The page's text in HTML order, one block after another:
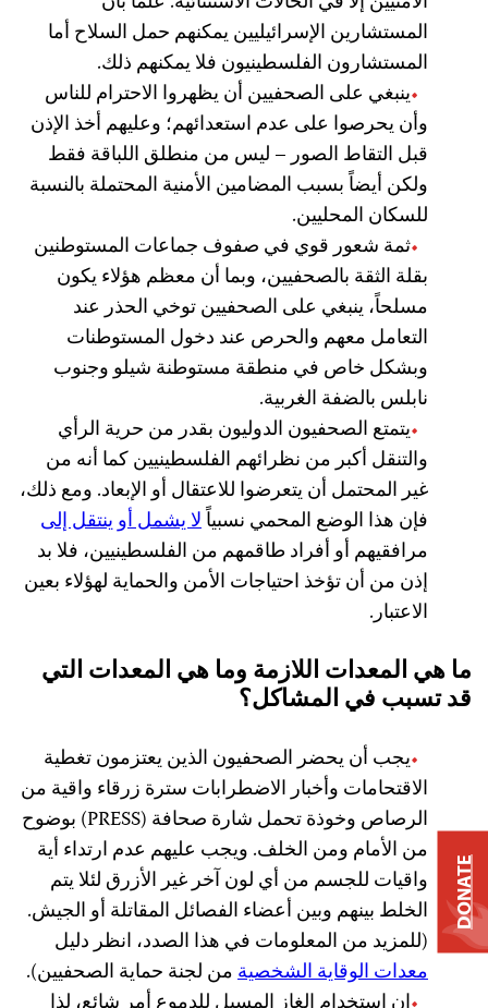
المستشارين الإسرائيليين يمكنهم حمل السلاح أما
المستشارون الفلسطينيون فلا يمكنهم ذلك.
ينبغي على الصحفيين أن يظهروا الاحترام للناس
وأن يحرصوا على عدم استعدائهم؛ وعليهم أخذ الإذن
قبل التقاط الصور – ليس من منطلق اللباقة فقط
ولكن أيضاً بسبب المضامين الأمنية المحتملة بالنسبة
للسكان المحليين.
ثمة شعور قوي في صفوف جماعات المستوطنين
بقلة الثقة بالصحفيين، وبما أن معظم هؤلاء يكون
مسلحاً، ينبغي على الصحفيين توخي الحذر عند
التعامل معهم والحرص عند دخول المستوطنات
وبشكل خاص في منطقة مستوطنة شيلو وجنوب
نابلس بالضفة الغربية.
يتمتع الصحفيون الدوليون بقدر من حرية الرأي
والتنقل أكبر من نظرائهم الفلسطينيين كما أنه من
غير المحتمل أن يتعرضوا للاعتقال أو الإبعاد. ومع ذلك،
فإن هذا الوضع المحمي نسبياًلا يشمل أو ينتقل إلى
مرافقيهم أو أفراد طاقمهم من الفلسطينيين، فلا بد
إذن من أن تؤخذ احتياجات الأمن والحماية لهؤلاء بعين
الاعتبار.
ما هي المعدات اللازمة وما هي المعدات التي
قد تسبب في المشاكل؟
يجب أن يحضر الصحفيون الذين يعتزمون تغطية
الاقتحامات وأخبار الاضطرابات سترة زرقاء واقية من
الرصاص وخوذة تحمل شارة صحافة (PRESS) بوضوح
من الأمام ومن الخلف. ويجب عليهم عدم ارتداء أية
واقيات للجسم من أي لون آخر غير الأزرق لئلا يتم
الخلط بينهم وبين أعضاء الفصائل المقاتلة أو الجيش.
(للمزيد من المعلومات في هذا الصدد، انظر دليل
معدات الوقاية الشخصيةمن لجنة حماية الصحفيين).
DONATE